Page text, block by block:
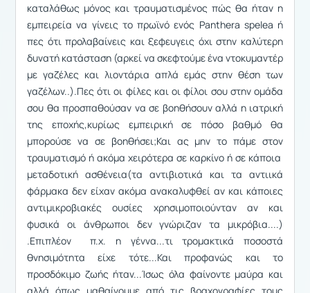
καταλάθως μόνος και τραυματισμένος πώς θα ήταν η
εμπειρεία να γίνεις το πρωϊνό ενός Panthera spelea ή
πες ότι προλαβαίνεις και ξεφευγεις όχι στην καλύτερη
δυνατή κατάσταση (αρκεί να σκεφτούμε ένα ντοκυμαντέρ
με γαζέλες και λιοντάρια απλά εμάς στην θέση των
γαζέλων..).Πες ότι οι φίλες και οι φίλοι σου στην ομάδα
σου θα προσπαθούσαν να σε βοηθήσουν αλλά η ιατρική
της εποχής,κυρίως εμπειρική σε πόσο βαθμό θα
μπορούσε να σε βοηθήσει;Και ας μην το πάμε στον
τραυματισμό ή ακόμα χειρότερα σε καρκίνο ή σε κάποια
μεταδοτική ασθένεια(τα αντιβιοτικά και τα αντιικά
φάρμακα δεν είχαν ακόμα ανακαλυφθεί αν και κάποιες
αντιμικροβιακές ουσίες χρησιμοποιούνταν αν και
φυσικά οι άνθρωποι δεν γνώριζαν τα μικρόβια....)
.Επιπλέον π.χ. η γέννα...τι τρομακτικά ποσοστά
θνησιμότητα είχε τότε...Και προφανώς και το
προσδόκιμο ζωής ήταν...Ίσως όλα φαίνοντε μαύρα και
αλλά όπως μαθαίνουμε από τις βραχογραφίες τους